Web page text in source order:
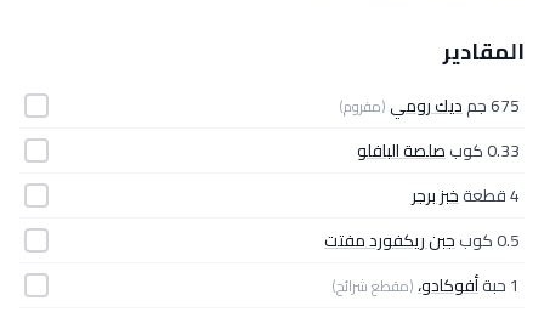
المقادير
675 جم ديك رومي (مفروم)
0.33 كوب
صلصة البافلو
4 قطعة
خبز برجر
0.5 كوب
جبن ريكفورد مفتت
1 حبة
أفوكادو،(مقطع شرائح)